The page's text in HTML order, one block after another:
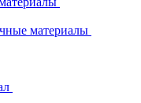
материалы